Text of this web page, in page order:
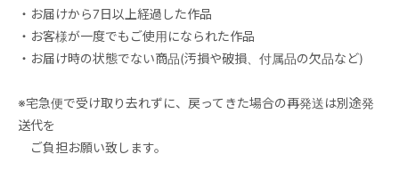
・お届けから7日以上経過した作品
・お客様が一度でもご使用になられた作品
・お届け時の状態でない商品(汚損や破損、付属品の欠品など)
※宅急便で受け取り去れずに、戻ってきた場合の再発送は別途発
送代を
ご負担お願い致します。